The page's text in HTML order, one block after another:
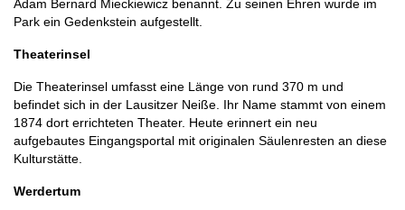
Adam Bernard Mieckiewicz benannt. Zu seinen Ehren wurde im
Park ein Gedenkstein aufgestellt.
Theaterinsel
Die Theaterinsel umfasst eine Länge von rund 370 m und
befindet sich in der Lausitzer Neiße. Ihr Name stammt von einem
1874 dort errichteten Theater. Heute erinnert ein neu
aufgebautes Eingangsportal mit originalen Säulenresten an diese
Kulturstätte.
Werdertum